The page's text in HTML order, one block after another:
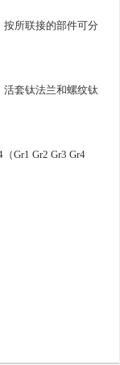
所联接的部件可分
活套钛法兰和螺纹钛
Gr1 Gr2 Gr3 Gr4